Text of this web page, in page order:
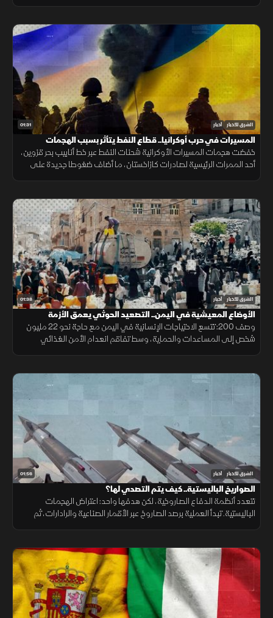
01:31 الشرق للأخبار أخبار
المسيرات في حرب أوكرانيا.. قطاع النفط يتأثر بسبب الهجمات
خفضت هجمات المسيرات الأوكرانية شحنات النفط عبر خط أنابيب بحر قزوين،
أحد الممرات الرئيسية لصادرات كازاخستان، ما أضاف ضغوطا جديدة على
01:38 الشرق للأخبار أخبار
الأوضاع المعيشية في اليمن.. التصعيد الحوثي يعمق الأزمة
وصف 200: تتسع الاحتياجات الإنسانية في اليمن مع حاجة نحو 22 مليون
شخص إلى المساعدات والحماية، وسط تفاقم انعدام الأمن الغذائي
01:56 الشرق للأخبار أخبار
الصواريخ الباليستية.. كيف يتم التصدي لها؟
تتعدد أنظمة الدفاع الصاروخية، لكن هدفها واحد: اعتراض الهجمات
الباليستية. تبدأ العملية برصد الصاروخ عبر الأقمار الصناعية والرادارات، ثم